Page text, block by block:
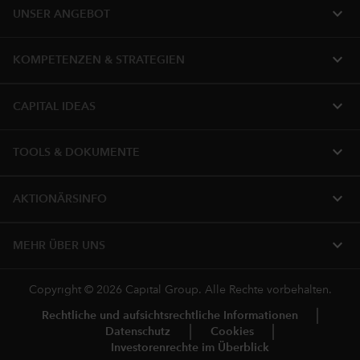
UNSER ANGEBOT expand_more
KOMPETENZEN & STRATEGIEN expand_more
CAPITAL IDEAS expand_more
TOOLS & DOKUMENTE expand_more
AKTIONÄRSINFO expand_more
MEHR ÜBER UNS expand_more
Copyright © 2026 Capital Group. Alle Rechte vorbehalten.
Rechtliche und aufsichtsrechtliche Informationen
Datenschutz
Cookies
Investorenrechte im Überblick